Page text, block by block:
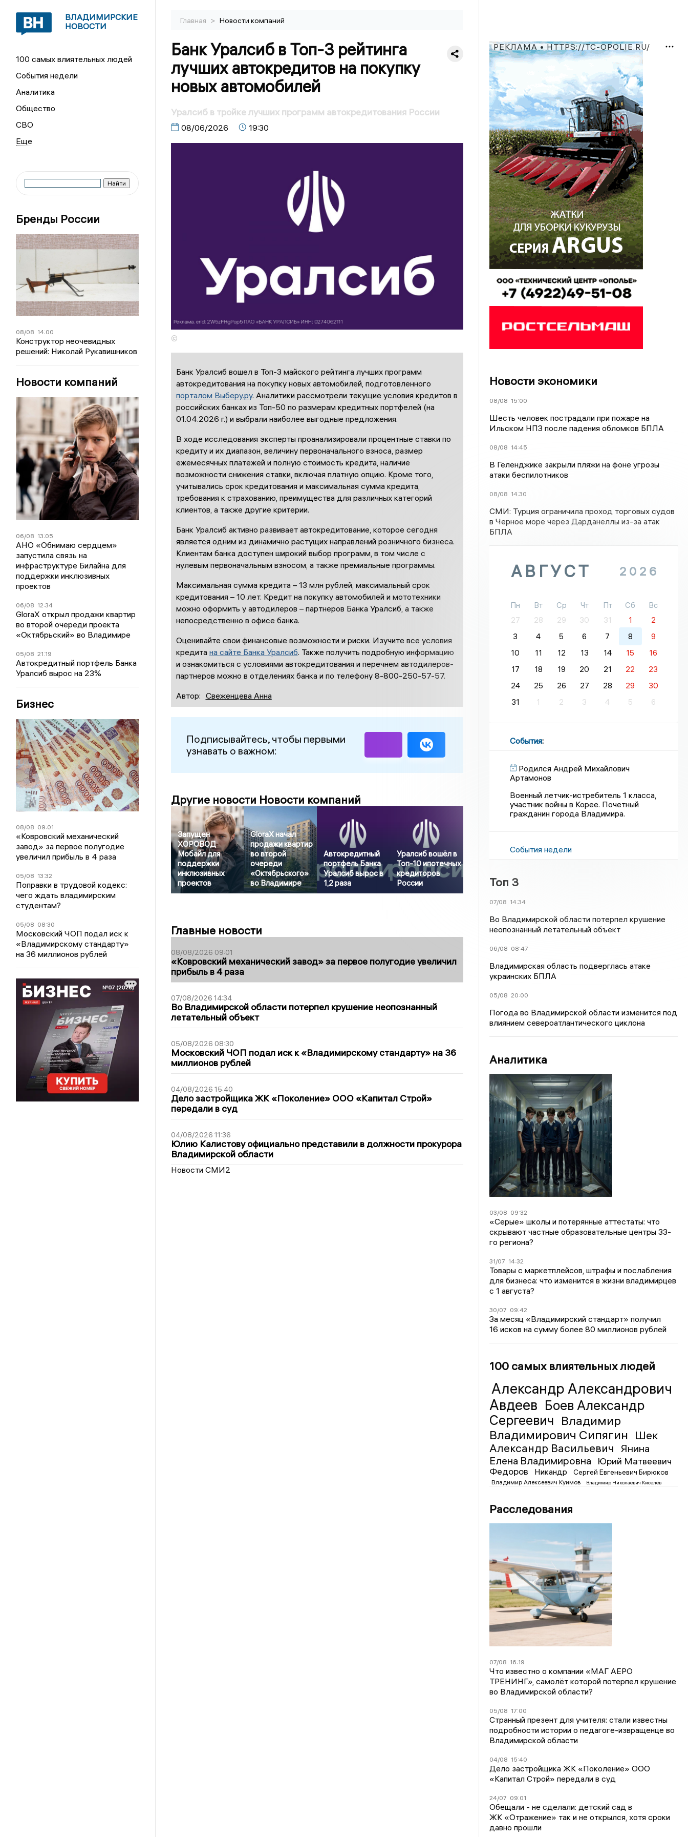
ВЛАДИМИРСКИЕ
НОВОСТИ
100 самых влиятельных людей
События недели
Аналитика
Общество
СВО
Бренды России
08/08 14:00
Конструктор неочевидных
решений: Николай Рукавишников
Новости компаний
06/08 13:05
АНО «Обнимаю сердцем»
запустила связь на
инфраструктуре Билайна для
поддержки инклюзивных
проектов
06/08 12:34
GloraX открыл продажи квартир
во второй очереди проекта
«Октябрьский» во Владимире
05/08 21:19
Автокредитный портфель Банка
Уралсиб вырос на 23%
Бизнес
08/08 09:01
«Ковровский механический
завод» за первое полугодие
увеличил прибыль в 4 раза
05/08 13:32
Поправки в трудовой кодекс:
чего ждать владимирским
студентам?
05/08 08:30
Московский ЧОП подал иск к
«Владимирскому стандарту»
на 36 миллионов рублей
Главная > Новости компаний
Банк Уралсиб в Топ-3 рейтинга
лучших автокредитов на покупку
новых автомобилей
Уралсиб в тройке лучших программ автокредитования России
08/06/2026 19:30
©
Банк Уралсиб вошел в Топ-3 майского рейтинга лучших программ
автокредитования на покупку новых автомобилей, подготовленного
порталом Выберу.ру. Аналитики рассмотрели текущие условия кредитов в
российских банках из Топ-50 по размерам кредитных портфелей (на
01.04.2026 г.) и выбрали наиболее выгодные предложения.
В ходе исследования эксперты проанализировали процентные ставки по
кредиту и их диапазон, величину первоначального взноса, размер
ежемесячных платежей и полную стоимость кредита, наличие
возможности снижения ставки, включая платную опцию. Кроме того,
учитывались срок кредитования и максимальная сумма кредита,
требования к страхованию, преимущества для различных категорий
клиентов, а также другие критерии.
Банк Уралсиб активно развивает автокредитование, которое сегодня
является одним из динамично растущих направлений розничного бизнеса.
Клиентам банка доступен широкий выбор программ, в том числе с
нулевым первоначальным взносом, а также премиальные программы.
Максимальная сумма кредита – 13 млн рублей, максимальный срок
кредитования – 10 лет. Кредит на покупку автомобилей и мототехники
можно оформить у автодилеров – партнеров Банка Уралсиб, а также
непосредственно в офисе банка.
Оценивайте свои финансовые возможности и риски. Изучите все условия
кредита на сайте Банка Уралсиб. Также получить подробную информацию
и ознакомиться с условиями автокредитования и перечнем автодилеров-
партнеров можно в отделениях банка и по телефону 8-800-250-57-57.
Автор: Свеженцева Анна
Подписывайтесь, чтобы первыми
узнавать о важном:
Другие новости Новости компаний
Запущен
ХОРОВОД
Мобайл для
поддержки
инклюзивных
проектов
GloraX начал
продажи квартир
во второй
очереди
«Октябрьского»
во Владимире
Автокредитный
портфель Банка
Уралсиб вырос в
1,2 раза
Уралсиб вошёл в
Топ-10 ипотечных
кредиторов
России
Главные новости
08/08/2026 09:01
«Ковровский механический завод» за первое полугодие увеличил
прибыль в 4 раза
07/08/2026 14:34
Во Владимирской области потерпел крушение неопознанный
летательный объект
05/08/2026 08:30
Московский ЧОП подал иск к «Владимирскому стандарту» на 36
миллионов рублей
04/08/2026 15:40
Дело застройщика ЖК «Поколение» ООО «Капитал Строй»
передали в суд
04/08/2026 11:36
Юлию Калистову официально представили в должности прокурора
Владимирской области
Новости СМИ2
РЕКЛАМА • HTTPS://TC-OPOLIE.RU/
Новости экономики
08/08 15:00
Шесть человек пострадали при пожаре на
Ильском НПЗ после падения обломков БПЛА
08/08 14:45
В Геленджике закрыли пляжи на фоне угрозы
атаки беспилотников
08/08 14:30
СМИ: Турция ограничила проход торговых судов
в Черное море через Дарданеллы из-за атак
БПЛА
АВГУСТ 2026
Пн Вт Ср Чт Пт Сб
Вс
27
28 29 30 31 1
2
3
4 5 6 7 8
9
10
11 12 13 14 15
16
17
18 19 20 21 22
23
24
25 26 27 28 29
30
31
1 2 3 4 5 6
События:
Родился Андрей Михайлович
Артамонов
Военный летчик-истребитель 1 класса,
участник войны в Корее. Почетный
гражданин города Владимира.
События недели
Топ 3
07/08 14:34
Во Владимирской области потерпел крушение
неопознанный летательный объект
06/08 08:47
Владимирская область подверглась атаке
украинских БПЛА
05/08 20:00
Погода во Владимирской области изменится под
влиянием североатлантического циклона
Аналитика
03/08 09:32
«Серые» школы и потерянные аттестаты: что
скрывают частные образовательные центры 33-
го региона?
31/07 14:32
Товары с маркетплейсов, штрафы и послабления
для бизнеса: что изменится в жизни владимирцев
с 1 августа?
30/07 09:42
За месяц «Владимирский стандарт» получил
16 исков на сумму более 80 миллионов рублей
100 самых влиятельных людей
Александр Александрович
Авдеев Боев Александр
Сергеевич Владимир
Владимирович Сипягин Шек
Александр Васильевич
Янина
Елена Владимировна
Юрий Матвеевич
Федоров
Никандр Сергей Евгеньевич Бирюков
Владимир Алексеевич Куимов Владимир Николаевич Киселёв
Расследования
07/08 16:19
Что известно о компании «МАГ АЕРО
ТРЕНИНГ», самолёт которой потерпел крушение
во Владимирской области?
05/08 17:00
Странный презент для учителя: стали известны
подробности истории о педагоге-извращенце во
Владимирской области
04/08 15:40
Дело застройщика ЖК «Поколение» ООО
«Капитал Строй» передали в суд
24/07 09:01
Обещали - не сделали: детский сад в
ЖК «Отражение» так и не открылся, хотя сроки
давно прошли